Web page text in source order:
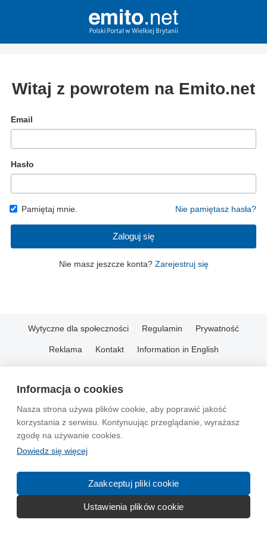
Informacja o cookies
Nasza strona używa plików cookie, aby poprawić jakość
korzystania z serwisu. Kontynuując przeglądanie, wyrażasz
zgodę na używanie cookies.
Dowiedz się więcej
Zaakceptuj pliki cookie
Ustawienia plików cookie
Witaj z powrotem na Emito.net
Email
Hasło
Pamiętaj mnie. Nie pamiętasz hasła?
Zaloguj się
Nie masz jeszcze konta? Zarejestruj się
Wytyczne dla społeczności Regulamin Prywatność
Reklama Kontakt Information in English